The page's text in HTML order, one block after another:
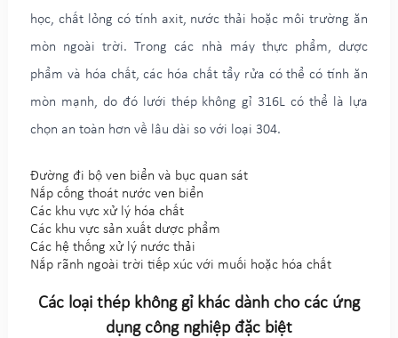
học, chất lỏng có tính axit, nước thải hoặc môi trường ăn
mòn ngoài trời. Trong các nhà máy thực phẩm, dược
phẩm và hóa chất, các hóa chất tẩy rửa có thể có tính ăn
mòn mạnh, do đó lưới thép không gỉ 316L có thể là lựa
chọn an toàn hơn về lâu dài so với loại 304.
Đường đi bộ ven biển và bục quan sát
Nắp cống thoát nước ven biển
Các khu vực xử lý hóa chất
Các khu vực sản xuất dược phẩm
Các hệ thống xử lý nước thải
Nắp rãnh ngoài trời tiếp xúc với muối hoặc hóa chất
Các loại thép không gỉ khác dành cho các ứng
dụng công nghiệp đặc biệt